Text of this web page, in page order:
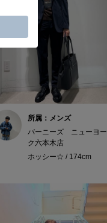
所属：メンズ
バーニーズ ニューヨー
ク六本木店
ホッシー☆ / 174cm